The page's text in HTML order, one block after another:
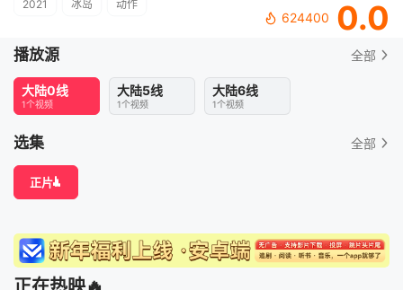
2021 冰岛 动作
624400 0.0
播放源 全部
大陆0线
1个视频
大陆5线
1个视频
大陆6线
1个视频
选集 全部
正片